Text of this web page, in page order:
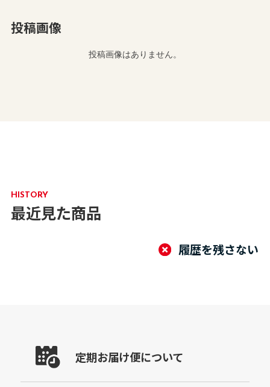
投稿画像
投稿画像はありません。
HISTORY
最近見た商品
履歴を残さない
定期お届け便について